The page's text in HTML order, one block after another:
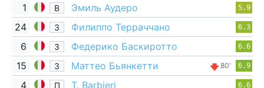
1 В Эмиль Аудеро 5.9
24 З Филиппо Терраччано 6.3
6 З Федерико Баскиротто 6.6
15 З Маттео Бьянкетти 80' 6.9
4 П T. Barbieri 6.6